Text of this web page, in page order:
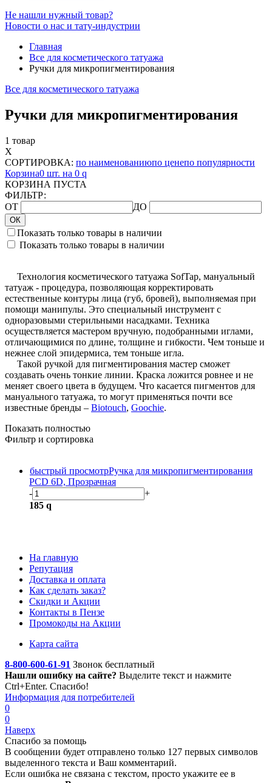
Не нашли нужный товар?
Новости о нас и тату-индустрии
Главная
Все для косметического татуажа
Ручки для микропигментирования
Все для косметического татуажа
Ручки для микропигментирования
1 товар
X
СОРТИРОВКА: по наименованиюпо ценепо популярности
Корзина0 шт. на 0 q
КОРЗИНА ПУСТА
ФИЛЬТР:
ОТ
ДО
ОК
Показать только товары в наличии
Показать только товары в наличии
Технология косметического татуажа SofTap, мануальный
татуаж - процедура, позволяющая корректировать
естественные контуры лица (губ, бровей), выполняемая при
помощи манипулы. Это специальный инструмент с
одноразовыми стерильными насадками. Техника
осуществляется мастером вручную, подобранными иглами,
отличающимися по длине, толщине и гибкости. Чем тоньше и
нежнее слой эпидермиса, тем тоньше игла.
Такой ручкой для пигментирования мастер сможет
создавать очень тонкие линии. Краска ложится ровнее и не
меняет своего цвета в будущем. Что касается пигментов для
мануального татуажа, то могут применяться почти все
известные бренды – Biotouch, Goochie.
Показать полностью
Фильтр и сортировка
быстрый просмотрРучка для микропигментирования
PCD 6D, Прозрачная
-
+
185 q
На главную
Репутация
Доставка и оплата
Как сделать заказ?
Скидки и Акции
Контакты в Пензе
Промокоды на Акции
Карта сайта
8-800-600-61-91 Звонок бесплатный
Нашли ошибку на сайте? Выделите текст и нажмите
Ctrl+Enter. Спасибо!
Информация для потребителей
0
0
Наверх
Спасибо за помощь
В сообщении будет отправлено только 127 первых символов
выделенного текста и Ваш комментарий.
Если ошибка не связана с текстом, просто укажите ее в